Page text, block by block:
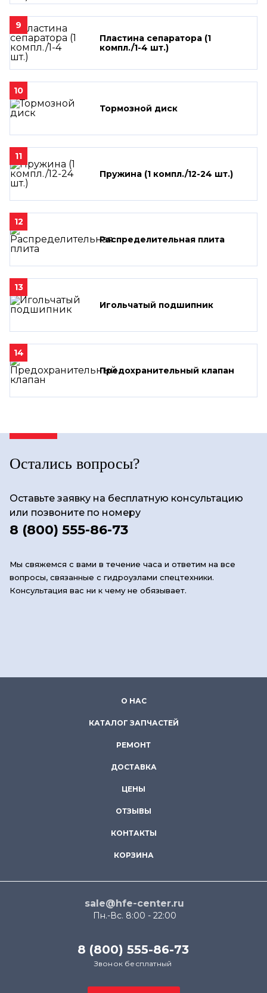
9
Пластина сепаратора (1
компл./1-4 шт.)
10
Тормозной диск
11
Пружина (1 компл./12-24 шт.)
12
Распределительная плита
13
Игольчатый подшипник
14
Предохранительный клапан
Остались вопросы?
Оставьте заявку на бесплатную консультацию
или позвоните по номеру
8 (800) 555-86-73
Мы свяжемся с вами в течение часа и ответим на все
вопросы, связанные с гидроузлами спецтехники.
Консультация вас ни к чему не обязывает.
О НАС
КАТАЛОГ ЗАПЧАСТЕЙ
РЕМОНТ
ДОСТАВКА
ЦЕНЫ
ОТЗЫВЫ
КОНТАКТЫ
КОРЗИНА
sale@hfe-center.ru
Пн.-Вс. 8:00 - 22:00
8 (800) 555-86-73
Звонок бесплатный